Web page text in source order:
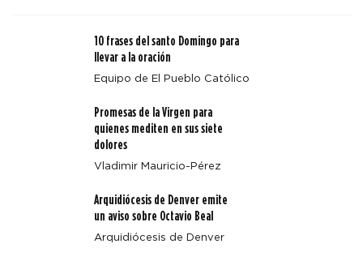
10 frases del santo Domingo para
llevar a la oración
Equipo de El Pueblo Católico
Promesas de la Virgen para
quienes mediten en sus siete
dolores
Vladimir Mauricio-Pérez
Arquidiócesis de Denver emite
un aviso sobre Octavio Beal
Arquidiócesis de Denver